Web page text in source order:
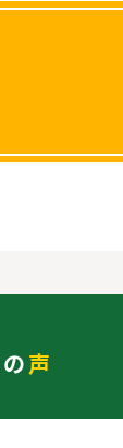
声